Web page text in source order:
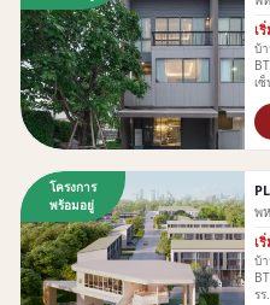
เ
บ้
เ
โครงการ
พร้อมอยู่
พ
เ
บ้
ร